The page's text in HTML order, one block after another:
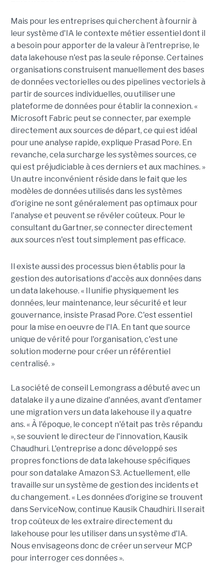
Mais pour les entreprises qui cherchent à fournir à
leur système d'IA le contexte métier essentiel dont il
a besoin pour apporter de la valeur à l'entreprise, le
data lakehouse n'est pas la seule réponse. Certaines
organisations construisent manuellement des bases
de données vectorielles ou des pipelines vectoriels à
partir de sources individuelles, ou utiliser une
plateforme de données pour établir la connexion. «
Microsoft Fabric peut se connecter, par exemple
directement aux sources de départ, ce qui est idéal
pour une analyse rapide, explique Prasad Pore. En
revanche, cela surcharge les systèmes sources, ce
qui est préjudiciable à ces derniers et aux machines. »
Un autre inconvénient réside dans le fait que les
modèles de données utilisés dans les systèmes
d'origine ne sont généralement pas optimaux pour
l'analyse et peuvent se révéler coûteux. Pour le
consultant du Gartner, se connecter directement
aux sources n'est tout simplement pas efficace.
Il existe aussi des processus bien établis pour la
gestion des autorisations d'accès aux données dans
un data lakehouse. « Il unifie physiquement les
données, leur maintenance, leur sécurité et leur
gouvernance, insiste Prasad Pore. C'est essentiel
pour la mise en oeuvre de l'IA. En tant que source
unique de vérité pour l'organisation, c'est une
solution moderne pour créer un référentiel
centralisé. »
La société de conseil Lemongrass a débuté avec un
datalake il y a une dizaine d'années, avant d'entamer
une migration vers un data lakehouse il y a quatre
ans. « À l'époque, le concept n'était pas très répandu
», se souvient le directeur de l'innovation, Kausik
Chaudhuri. L'entreprise a donc développé ses
propres fonctions de data lakehouse spécifiques
pour son datalake Amazon S3. Actuellement, elle
travaille sur un système de gestion des incidents et
du changement. « Les données d'origine se trouvent
dans ServiceNow, continue Kausik Chaudhiri. Il serait
trop coûteux de les extraire directement du
lakehouse pour les utiliser dans un système d'IA.
Nous envisageons donc de créer un serveur MCP
pour interroger ces données ».